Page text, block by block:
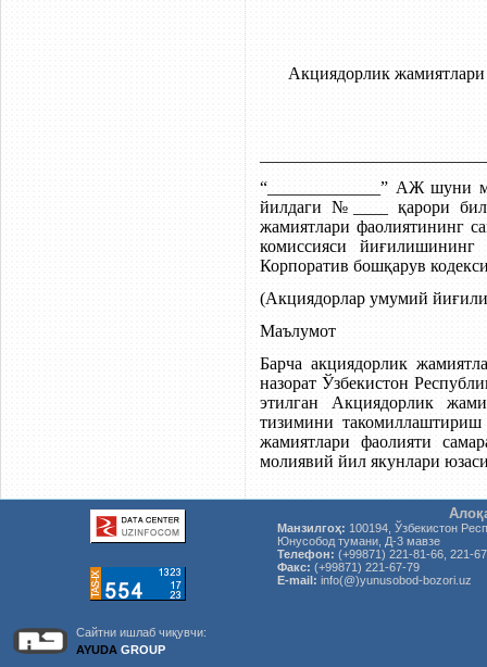
Акциядорлик жамиятлари
“_____________” АЖ шуни
йилдаги №____ қарори
жамиятлари фаолиятининг
комиссияси
Корпоратив бошқарув
(Акциядорлар умумий
Маълумот
Барча акциядорлик
назорат Ўзбекистон
этилган Акциядорлик
тизимини
жамиятлари фаолияти
молиявий йил якунлари
Сайтни ишлаб чиқувчи:
AYUDA GROUP
Манзилгоҳ: 100194, Ўзбекистон
Юнусобод тумани, Д-3 мавзе
Телефон: (+99871) 221-81-66, 221-
Факс: (+99871) 221-67-79
E-mail: info(@)yunusobod-bozori.uz